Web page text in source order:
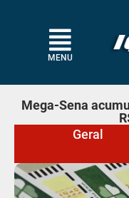
MENU
Mega-Sena
Geral